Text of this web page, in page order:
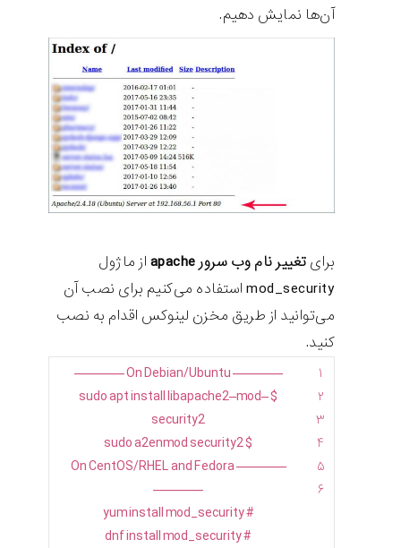
آن‌ها نمایش دهیم.
برای تغییر نام وب سرور apache
از ماژول
mod_security استفاده می‌کنیم برای نصب آن
می‌توانید از طریق مخزن لینوکس اقدام به نصب
کنید.
۱
۲
۳
۴
۵
۶
—
—
—
—
OnDebian/Ubuntu
—
—
—
—
$
sudoaptinstalllibapache2–mod–
security2
$
sudoa2enmodsecurity2
—
—
—
—
OnCentOS/RHELandFedora
—
—
—
—
# yum install mod_security
# dnf install mod_security